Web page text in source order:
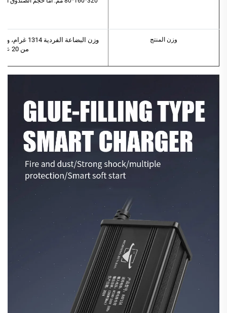
وزن المنتج
من 20 عبوة يبلغ وزنه 28.5 كغ